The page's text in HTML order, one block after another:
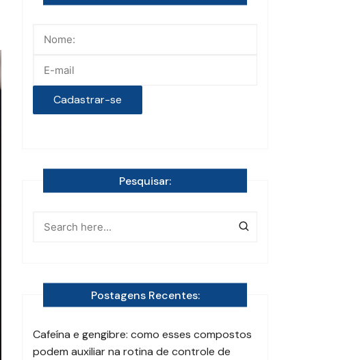
Pesquisar:
Postagens Recentes:
Cafeína e gengibre: como esses compostos
podem auxiliar na rotina de controle de